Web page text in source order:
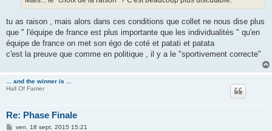
tu as raison , mais alors dans ces conditions que collet ne nous dise plus
que " l'équipe de france est plus importante que les individualités " qu'en
équipe de france on met son égo de coté et patati et patata
c'est la preuve que comme en politique , il y a le "sportivement correcte"
... and the winner is ...
Hall Of Famer
Re: Phase Finale
Mven. 18 sept. 2015 15:21